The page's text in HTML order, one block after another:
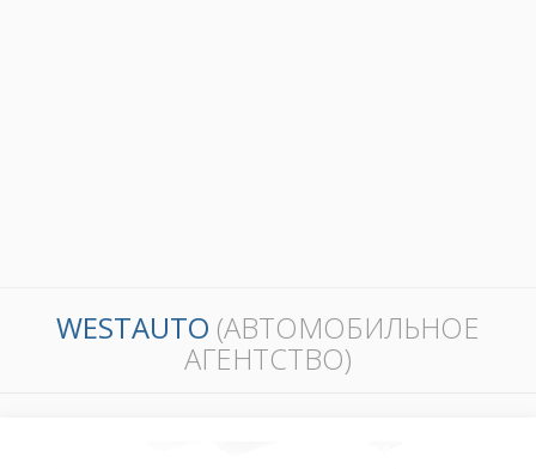
WESTAUTO (АВТОМОБИЛЬНОЕ
АГЕНТСТВО)